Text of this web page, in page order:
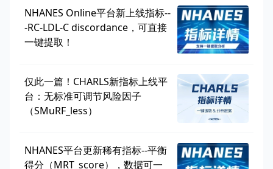
NHANES Online平台新上线指标--
-RC-LDL-C discordance，可直接
一键提取！
仅此一篇！CHARLS新指标上线平
台：无标准可调节风险因子
（SMuRF_less）
NHANES平台更新稀有指标--平衡
得分（MRT_score），数据可一